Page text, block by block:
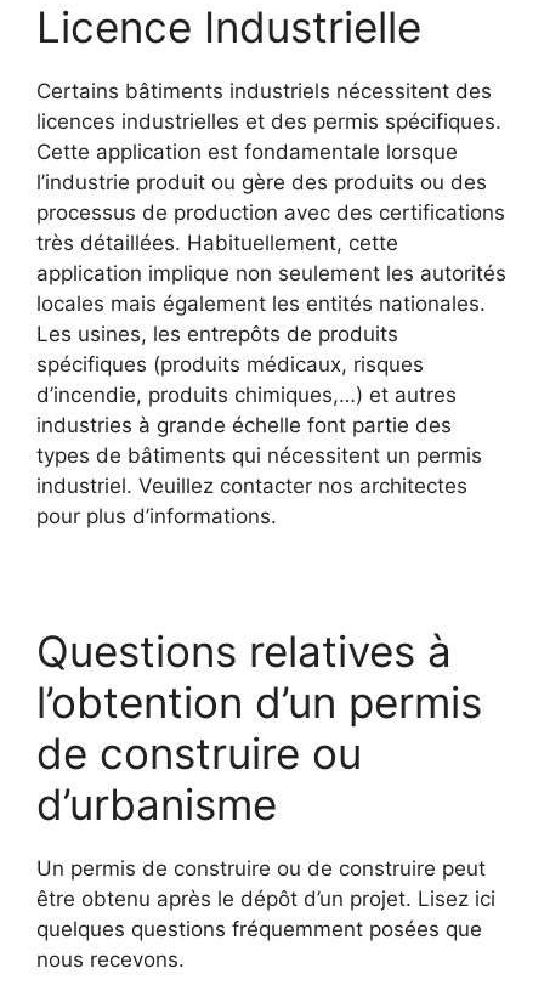
Licence Industrielle
Certains bâtiments industriels nécessitent des
licences industrielles et des permis spécifiques.
Cette application est fondamentale lorsque
l’industrie produit ou gère des produits ou des
processus de production avec des certifications
très détaillées. Habituellement, cette
application implique non seulement les autorités
locales mais également les entités nationales.
Les usines, les entrepôts de produits
spécifiques (produits médicaux, risques
d’incendie, produits chimiques,…) et autres
industries à grande échelle font partie des
types de bâtiments qui nécessitent un permis
industriel. Veuillez contacter nos architectes
pour plus d’informations.
Questions relatives à
l’obtention d’un permis
de construire ou
d’urbanisme
Un permis de construire ou de construire peut
être obtenu après le dépôt d’un projet. Lisez ici
quelques questions fréquemment posées que
nous recevons.